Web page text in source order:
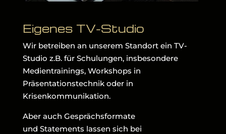
Eigenes TV-Studio
Wir betreiben an unserem Standort ein TV-
Studio z.B. für Schulungen, insbesondere
Medientrainings, Workshops in
Präsentationstechnik oder in
Krisenkommunikation.
Aber auch Gesprächsformate
und Statements lassen sich bei